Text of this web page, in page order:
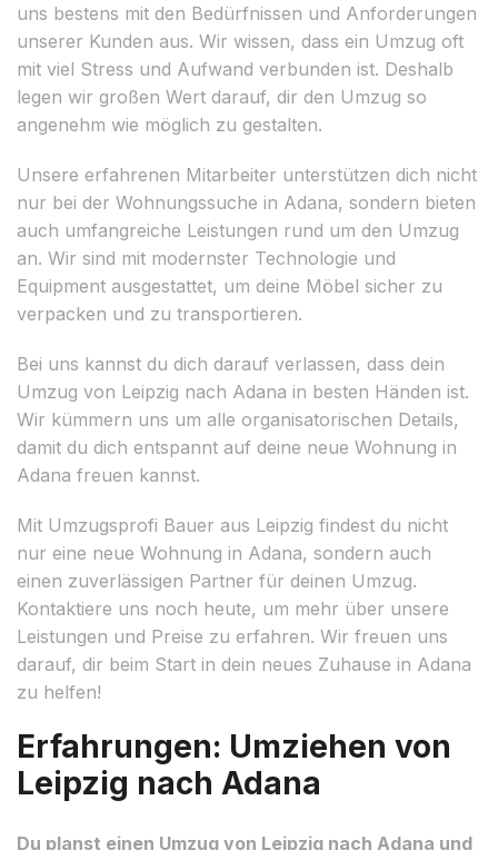
uns bestens mit den Bedürfnissen und Anforderungen
unserer Kunden aus. Wir wissen, dass ein Umzug oft
mit viel Stress und Aufwand verbunden ist. Deshalb
legen wir großen Wert darauf, dir den Umzug so
angenehm wie möglich zu gestalten.
Unsere erfahrenen Mitarbeiter unterstützen dich nicht
nur bei der Wohnungssuche in Adana, sondern bieten
auch umfangreiche Leistungen rund um den Umzug
an. Wir sind mit modernster Technologie und
Equipment ausgestattet, um deine Möbel sicher zu
verpacken und zu transportieren.
Bei uns kannst du dich darauf verlassen, dass dein
Umzug von Leipzig nach Adana in besten Händen ist.
Wir kümmern uns um alle organisatorischen Details,
damit du dich entspannt auf deine neue Wohnung in
Adana freuen kannst.
Mit Umzugsprofi Bauer aus Leipzig findest du nicht
nur eine neue Wohnung in Adana, sondern auch
einen zuverlässigen Partner für deinen Umzug.
Kontaktiere uns noch heute, um mehr über unsere
Leistungen und Preise zu erfahren. Wir freuen uns
darauf, dir beim Start in dein neues Zuhause in Adana
zu helfen!
Erfahrungen: Umziehen von
Leipzig nach Adana
Du planst einen Umzug von Leipzig nach Adana und